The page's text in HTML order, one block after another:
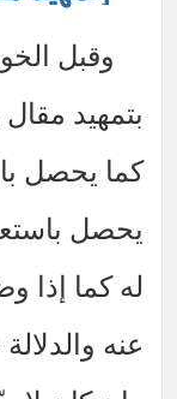
وقبل
بتمهيد
كما يحصل
يحصل
له كما إذا
عنه